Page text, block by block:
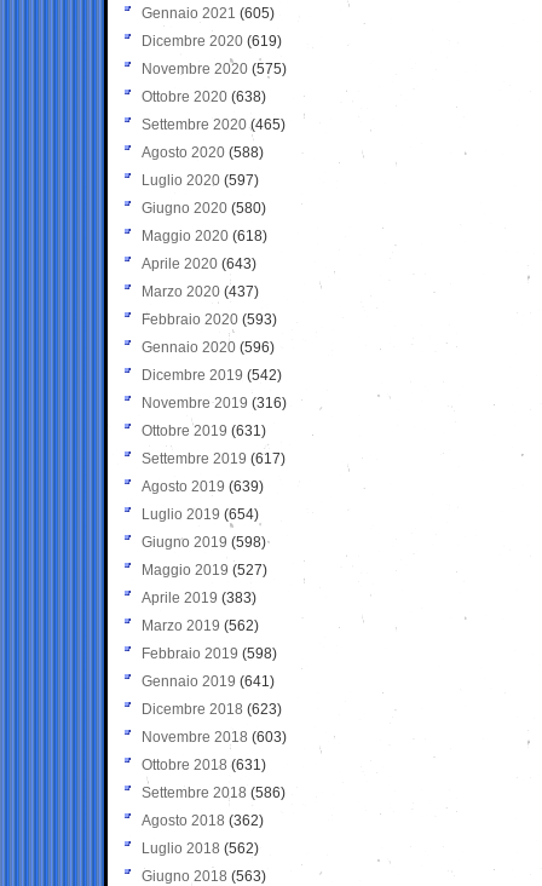
Gennaio 2021 (605)
Dicembre 2020 (619)
Novembre 2020 (575)
Ottobre 2020 (638)
Settembre 2020(465)
Agosto 2020 (588)
Luglio 2020 (597)
Giugno 2020 (580)
Maggio 2020 (618)
Aprile 2020 (643)
Marzo 2020 (437)
Febbraio 2020 (593)
Gennaio 2020 (596)
Dicembre 2019 (542)
Novembre 2019 (316)
Ottobre 2019 (631)
Settembre 2019 (617)
Agosto 2019 (639)
Luglio 2019 (654)
Giugno 2019 (598)
Maggio 2019 (527)
Aprile 2019 (383)
Marzo 2019 (562)
Febbraio 2019 (598)
Gennaio 2019 (641)
Dicembre 2018 (623)
Novembre 2018 (603)
Ottobre 2018 (631)
Settembre 2018 (586)
Agosto 2018 (362)
Luglio 2018 (562)
Giugno 2018 (563)